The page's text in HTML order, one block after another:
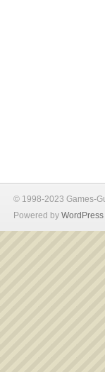
© 1998-2023 Games-
Powered by WordPress